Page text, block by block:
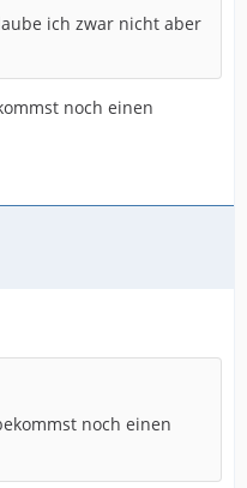
ich zwar nicht aber
noch einen
noch einen